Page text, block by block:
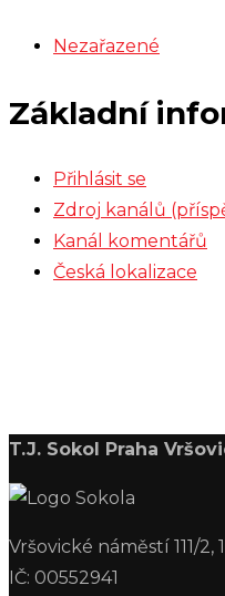
Nezařazené
Základní
Přihlásit se
Zdroj kanálů
Kanál komentářů
Česká lokalizace
T.J. Sokol Praha
Vršovické náměstí 111/2,
IČ: 00552941